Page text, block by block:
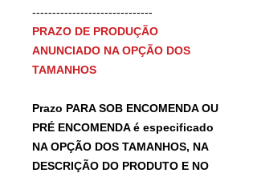
------------------------------
PRAZO DE PRODUÇÃO
ANUNCIADO NA OPÇÃO DOS
TAMANHOS
Prazo PARA SOB ENCOMENDA OU
PRÉ ENCOMENDA é especificado
NA OPÇÃO DOS TAMANHOS, NA
DESCRIÇÃO DO PRODUTO E NO